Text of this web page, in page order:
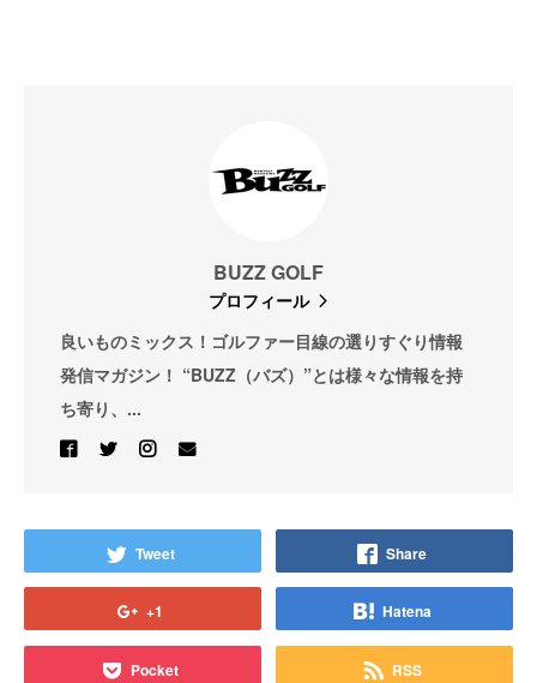
BUZZ GOLF
プロフィール
良いものミックス！ゴルファー目線の選りすぐり情報
発信マガジン！ “BUZZ（バズ）”とは様々な情報を持
ち寄り、...
Tweet Share
+1 Hatena
Pocket RSS